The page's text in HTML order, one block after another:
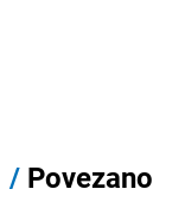
/ Povezano